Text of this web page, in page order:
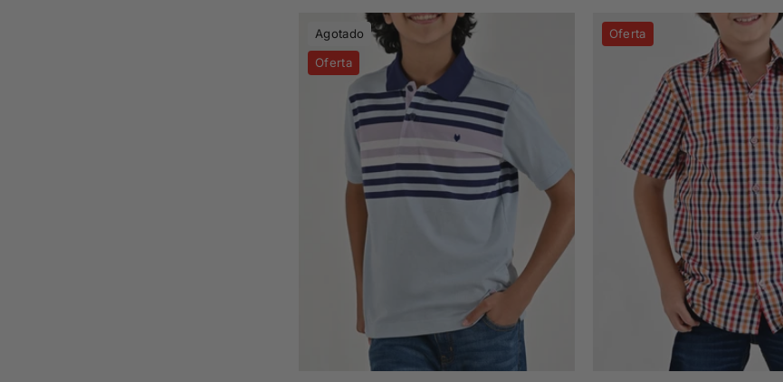
Playera
Yale
Boys
Cuello
Polo
Manga
Corta
Fit
7389
Agotado
Oferta
Camisa
Yale
Boys
Manga
Corta
Regular
Fit
4656
Rojo
Oferta